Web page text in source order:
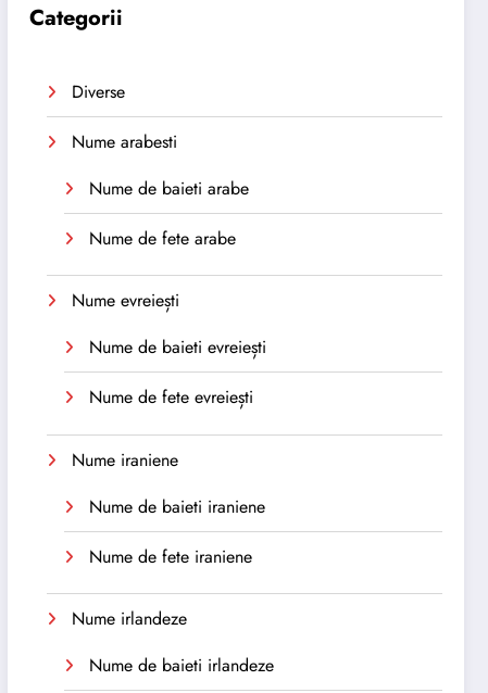
Categorii
Diverse
Nume arabesti
Nume de baieti arabe
Nume de fete arabe
Nume evreiești
Nume de baieti evreiești
Nume de fete evreiești
Nume iraniene
Nume de baieti iraniene
Nume de fete iraniene
Nume irlandeze
Nume de baieti irlandeze